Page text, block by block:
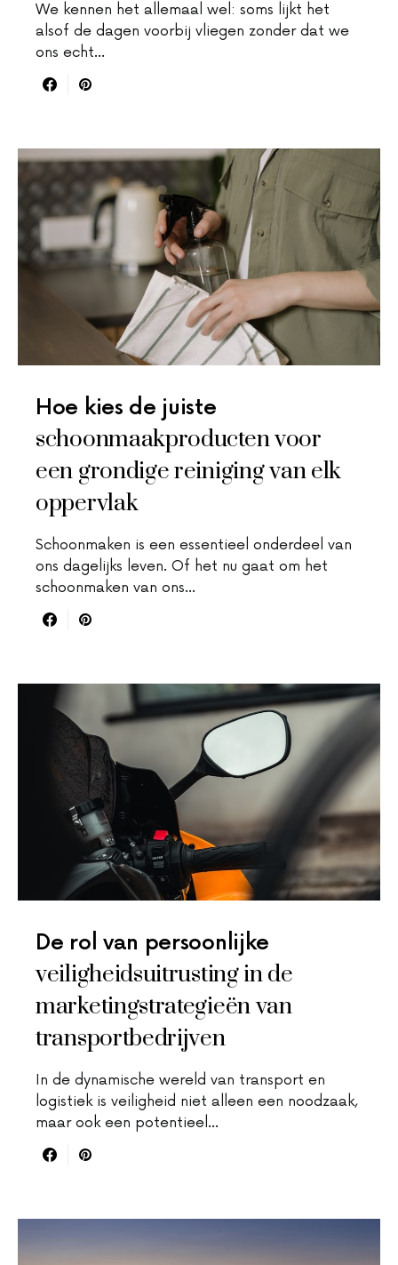
We kennen het allemaal wel: soms lijkt het
alsof de dagen voorbij vliegen zonder dat we
ons echt…
Hoe kies de juiste
schoonmaakproducten voor
een grondige reiniging van elk
oppervlak
Schoonmaken is een essentieel onderdeel van
ons dagelijks leven. Of het nu gaat om het
schoonmaken van ons…
De rol van persoonlijke
veiligheidsuitrusting in de
marketingstrategieën van
transportbedrijven
In de dynamische wereld van transport en
logistiek is veiligheid niet alleen een noodzaak,
maar ook een potentieel…